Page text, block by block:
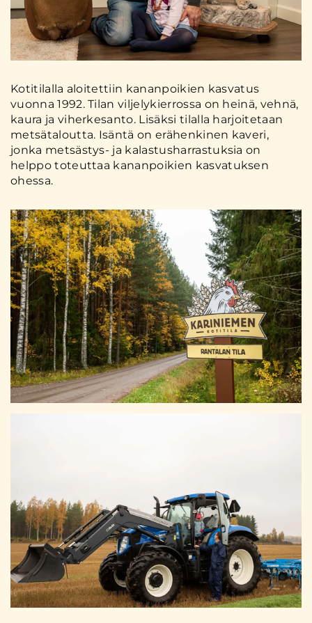
Kotitilalla aloitettiin kananpoikien kasvatus
vuonna 1992. Tilan viljelykierrossa on heinä, vehnä,
kaura ja viherkesanto. Lisäksi tilalla harjoitetaan
metsätaloutta. Isäntä on erähenkinen kaveri,
jonka metsästys- ja kalastusharrastuksia on
helppo toteuttaa kananpoikien kasvatuksen
ohessa.